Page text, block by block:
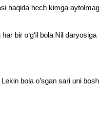
haqida hech kimga
bir o‘g‘il bola Nil daryosiga
bola o’sgan sari uni